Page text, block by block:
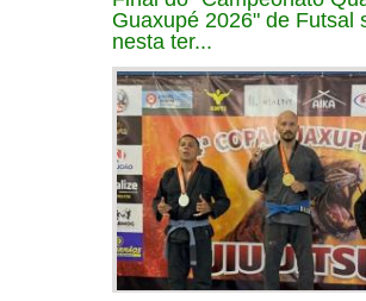
Guaxupé 2026" de Futsal
nesta ter...